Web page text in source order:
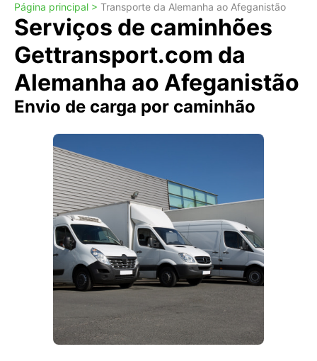
Página principal > Transporte da Alemanha ao Afeganistão
Serviços de caminhões
Gettransport.com da
Alemanha ao Afeganistão
Envio de carga por caminhão